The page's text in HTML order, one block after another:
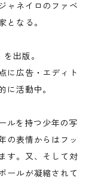
ャネイロのファベ
となる。
出版。
に広告・エディト
に活動中。
ルを持つ少年の写
の表情からはフッ
す。又、そして対
ールが凝縮されて